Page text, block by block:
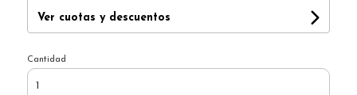
Ver cuotas y descuentos
Cantidad